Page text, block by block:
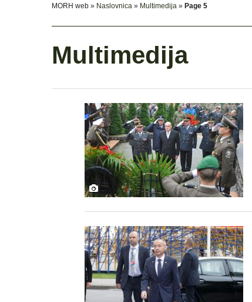
MORH web » Naslovnica » Multimedija » Page 5
Multimedija